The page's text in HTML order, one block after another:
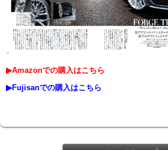
▶Amazonでの購入はこちら
▶Fujisanでの購入はこちら